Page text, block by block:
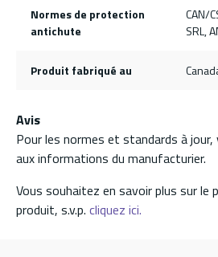
Normes de protection
antichute
CAN/
SRL,
Produit fabriqué au
Avis
Pour les normes et standards à
aux informations du manufacturier.
Vous souhaitez en savoir plus sur le
produit, s.v.p. cliquez ici.